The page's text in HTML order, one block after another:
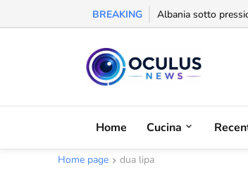
BREAKING Behgjet Pacolli: "Se
Home Cucina
Home page dua lipa